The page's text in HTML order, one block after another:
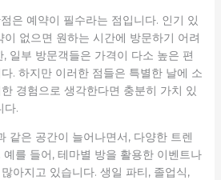
은 예약이 필수라는 점입니다. 인기 있
없으면 원하는 시간에 방문하기 어려
일부 방문객들은 가격이 다소 높은 편
. 하지만 이러한 점들은 특별한 날에 소
경험으로 생각한다면 충분히 가치 있
다.
같은 공간이 늘어나면서, 다양한 트렌
를 들어, 테마별 방을 활용한 이벤트나
아지고 있습니다. 생일 파티, 졸업식,